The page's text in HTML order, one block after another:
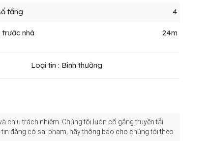
tầng 4
nhà 24m
Loại tin : Bình thường
chịu trách nhiệm. Chúng tôi luôn cố gắng truyền tải
đăng có sai phạm, hãy thông báo cho chúng tôi theo